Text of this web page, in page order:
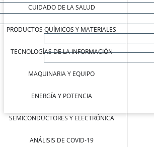
CUIDADO DE LA SALUD
PRODUCTOS QUÍMICOS Y MATERIALES
TECNOLOGÍAS DE LA INFORMACIÓN
MAQUINARIA Y EQUIPO
ENERGÍA Y POTENCIA
SEMICONDUCTORES Y ELECTRÓNICA
ANÁLISIS DE COVID-19